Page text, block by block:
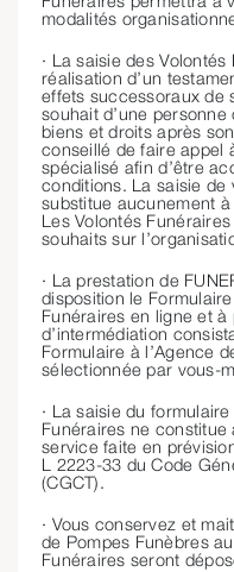
modalités
· La saisie des
réalisation d’un
effets successoraux de
souhait d’une
biens et droits après
conseillé de faire appel
spécialisé afin d’être
conditions. La saisie de
substitue aucunement à
Les Volontés
souhaits sur
· La prestation de
disposition le
Funéraires en ligne et
d’intermédiation
Formulaire à l’Agence
sélectionnée par vous-
· La saisie du
Funéraires ne
service faite en
L 2223-33 du Code
(CGCT).
· Vous conservez et
de Pompes Funèbres
Funéraires seront